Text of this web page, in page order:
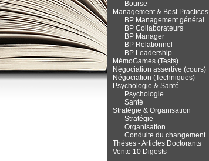
Bourse
Management & Best Practices
BP Management général
BP Collaborateurs
BP Manager
BP Relationnel
BP Leadership
MémoGames (Tests)
Négociation assertive (cours)
Négociation (Techniques)
Psychologie & Santé
Psychologie
Santé
Stratégie & Organisation
Stratégie
Organisation
Conduite du changement
Thèses - Articles Doctorants
Vente 10 Digests